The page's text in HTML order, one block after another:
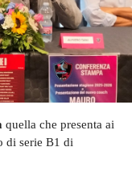
quella che presenta ai
di serie B1 di